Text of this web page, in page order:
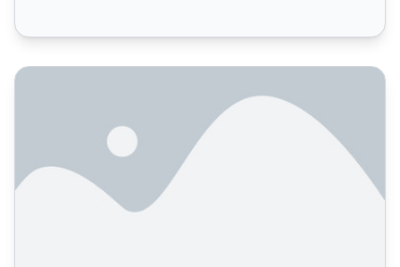
Jak sledovat zmínky konkurence v AI chatbotech a